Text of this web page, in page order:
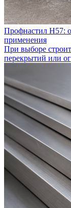
Профнастил Н57:
применения
При выборе
перекрытий или